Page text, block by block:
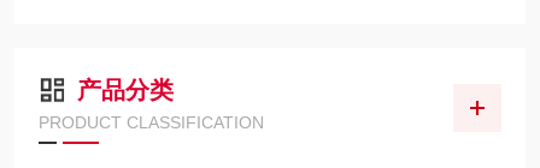
产品分类
PRODUCT CLASSIFICATION